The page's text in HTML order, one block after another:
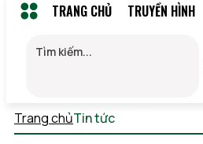
TRANG CHỦ TRUYỀN HÌNH
Trang chủTin tức